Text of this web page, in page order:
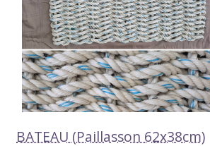
BATEAU (Paillasson 62x38cm)